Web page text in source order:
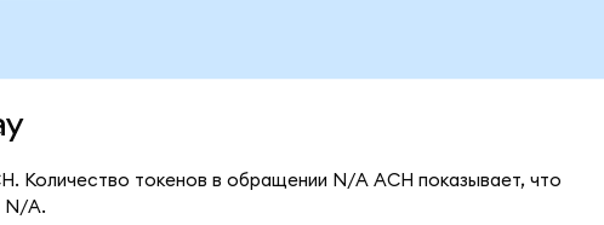
Количество токенов в обращении N/A ACH показывает, что
N/A.